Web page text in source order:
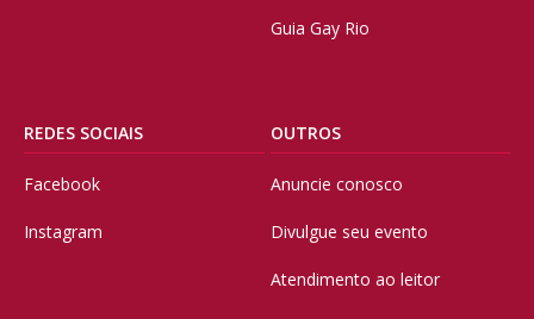
Guia Gay Rio
REDES SOCIAIS
Facebook
Instagram
OUTROS
Anuncie conosco
Divulgue seu evento
Atendimento ao leitor